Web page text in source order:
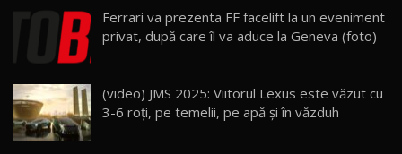
ZEEKR 009: Cel mai Performant și Confortabil
Van Electric Testat în Moldova / AutoBlog.MD
26:38
25
mai Exclusiv și Puternic Defender Testat în
Moldova
32:21
Ferrari va prezenta FF facelift la un eveniment
privat, după care îl va aduce la Geneva (foto)
(video) JMS 2025: Viitorul Lexus este văzut cu
3-6 roți, pe temelii, pe apă și în văzduh